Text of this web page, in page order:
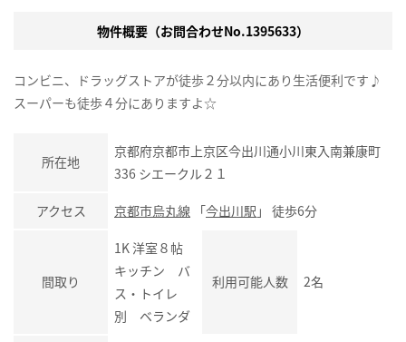
物件概要（お問合わせNo.1395633）
コンビニ、ドラッグストアが徒歩２分以内にあり生活便利です♪
スーパーも徒歩４分にありますよ☆
所在地
京都府京都市上京区今出川通小川東入南兼康町
336 シエークル２１
アクセス 京都市烏丸線 「今出川駅 」 徒歩6分
間取り
1K 洋室８帖
キッチン バ
ス・トイレ
別 ベランダ
利用可能人数 2名